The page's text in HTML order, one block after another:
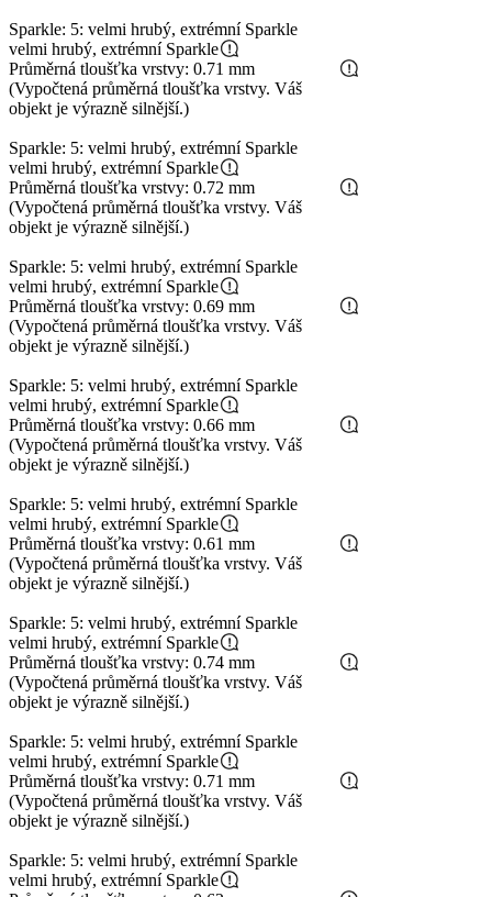
Sparkle: 5: velmi hrubý, extrémní Sparkle
velmi hrubý, extrémní Sparkle
Průměrná tloušťka vrstvy: 0.71 mm
(Vypočtená průměrná tloušťka vrstvy. Váš
objekt je výrazně silnější.)
Sparkle: 5: velmi hrubý, extrémní Sparkle
velmi hrubý, extrémní Sparkle
Průměrná tloušťka vrstvy: 0.72 mm
(Vypočtená průměrná tloušťka vrstvy. Váš
objekt je výrazně silnější.)
Sparkle: 5: velmi hrubý, extrémní Sparkle
velmi hrubý, extrémní Sparkle
Průměrná tloušťka vrstvy: 0.69 mm
(Vypočtená průměrná tloušťka vrstvy. Váš
objekt je výrazně silnější.)
Sparkle: 5: velmi hrubý, extrémní Sparkle
velmi hrubý, extrémní Sparkle
Průměrná tloušťka vrstvy: 0.66 mm
(Vypočtená průměrná tloušťka vrstvy. Váš
objekt je výrazně silnější.)
Sparkle: 5: velmi hrubý, extrémní Sparkle
velmi hrubý, extrémní Sparkle
Průměrná tloušťka vrstvy: 0.61 mm
(Vypočtená průměrná tloušťka vrstvy. Váš
objekt je výrazně silnější.)
Sparkle: 5: velmi hrubý, extrémní Sparkle
velmi hrubý, extrémní Sparkle
Průměrná tloušťka vrstvy: 0.74 mm
(Vypočtená průměrná tloušťka vrstvy. Váš
objekt je výrazně silnější.)
Sparkle: 5: velmi hrubý, extrémní Sparkle
velmi hrubý, extrémní Sparkle
Průměrná tloušťka vrstvy: 0.71 mm
(Vypočtená průměrná tloušťka vrstvy. Váš
objekt je výrazně silnější.)
Sparkle: 5: velmi hrubý, extrémní Sparkle
velmi hrubý, extrémní Sparkle